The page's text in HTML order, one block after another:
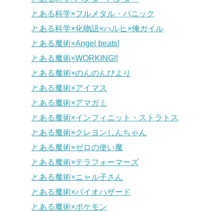
とある科学×フルメタル・パニック
とある科学×化物語×ハルヒ×俺ガイル
とある魔術×Angel beats!
とある魔術×WORKING!!
とある魔術×のんのんびより
とある魔術×アイマス
とある魔術×アマガミ
とある魔術×インフィニット・ストラトス
とある魔術×クレヨンしんちゃん
とある魔術×ゼロの使い魔
とある魔術×テラフォーマーズ
とある魔術×ニャル子さん
とある魔術×バイオハザード
とある魔術×ポケモン